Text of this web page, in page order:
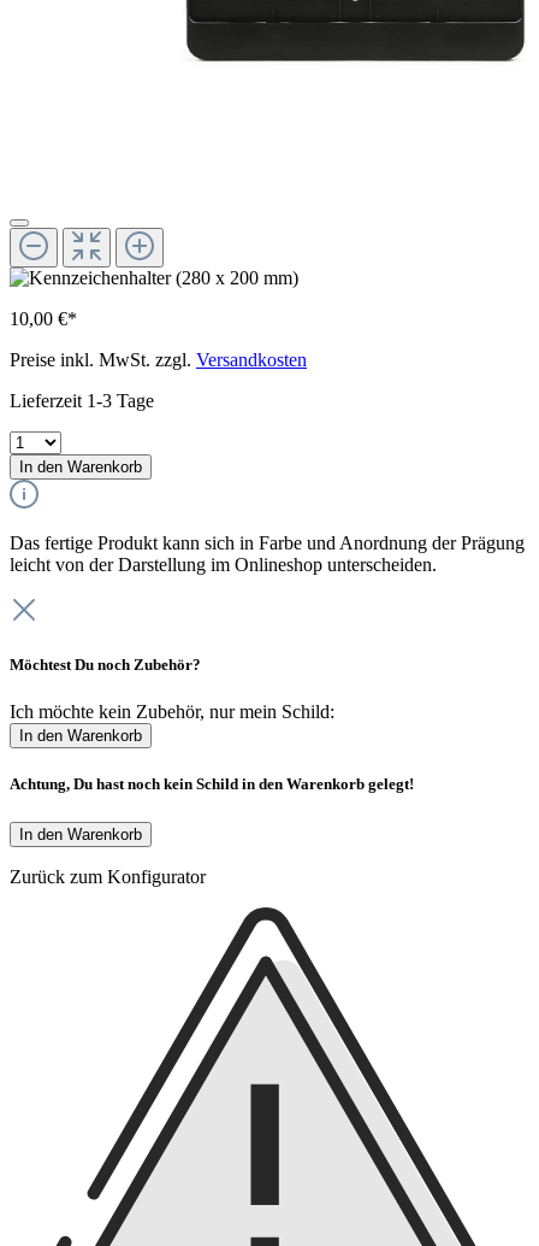
10,00 €*
Preise inkl. MwSt. zzgl. Versandkosten
Lieferzeit 1-3 Tage
In den Warenkorb
Das fertige Produkt kann sich in Farbe und Anordnung der Prägung
leicht von der Darstellung im Onlineshop unterscheiden.
Möchtest Du noch Zubehör?
Ich möchte kein Zubehör, nur mein Schild:
In den Warenkorb
Achtung, Du hast noch kein Schild in den Warenkorb gelegt!
In den Warenkorb
Zurück zum Konfigurator